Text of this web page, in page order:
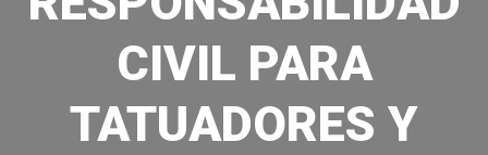
CIVIL PARA
TATUADORES Y